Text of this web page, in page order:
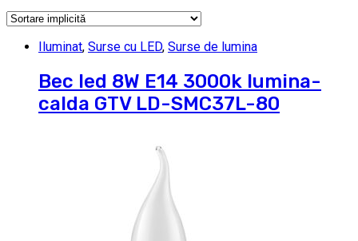
Iluminat, Surse cu LED, Surse de lumina
Bec led 8W E14 3000k lumina-
calda GTV LD-SMC37L-80